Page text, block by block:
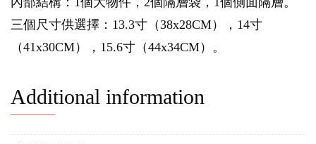
三個尺寸供選擇：13.3寸（38x28CM），14寸
（41x30CM），15.6寸（44x34CM）。
Additional information